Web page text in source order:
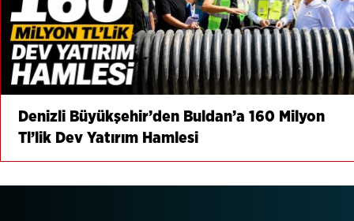
Denizli Büyükşehir’den Buldan’a 160 Milyon
Tl’lik Dev Yatırım Hamlesi